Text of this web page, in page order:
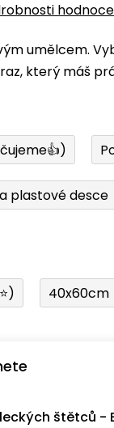
umělcem.
který máš
plastové desce
40x60cm
štětců -